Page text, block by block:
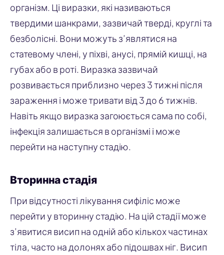
організм. Ці виразки, які називаються
твердими шанкрами, зазвичай тверді, круглі та
безболісні. Вони можуть з’являтися на
статевому члені, у піхві, анусі, прямій кишці, на
губах або в роті. Виразка зазвичай
розвивається приблизно через 3 тижні після
зараження і може тривати від 3 до 6 тижнів.
Навіть якщо виразка загоюється сама по собі,
інфекція залишається в організмі і може
перейти на наступну стадію.
Вторинна стадія
При відсутності лікування сифіліс може
перейти у вторинну стадію. На цій стадії може
з’явитися висип на одній або кількох частинах
тіла, часто на долонях або підошвах ніг. Висип